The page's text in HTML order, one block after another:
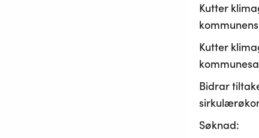
Kutter
Kutter
Bidrar
Søknad: